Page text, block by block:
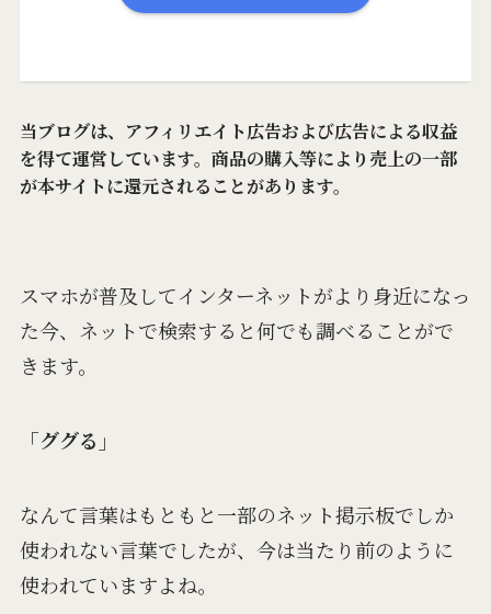
当ブログは、アフィリエイト広告および広告による収益
を得て運営しています。商品の購入等により売上の一部
が本サイトに還元されることがあります。
スマホが普及してインターネットがより身近になっ
た今、ネットで検索すると何でも調べることがで
きます。
「ググる」
なんて言葉はもともと一部のネット掲示板でしか
使われない言葉でしたが、今は当たり前のように
使われていますよね。